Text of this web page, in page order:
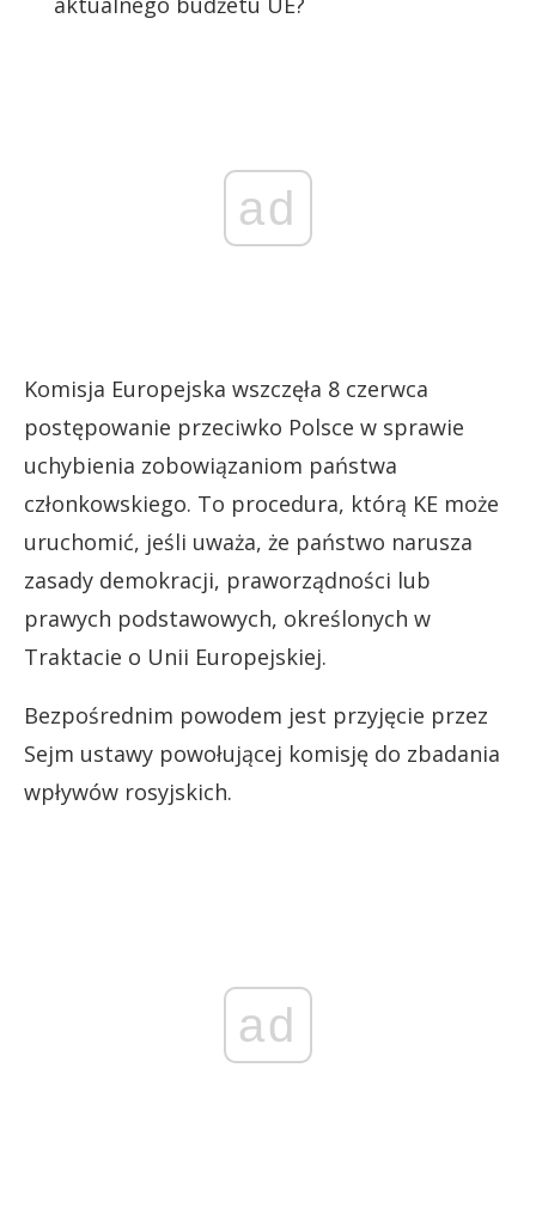
ad
Komisja Europejska wszczęła 8 czerwca
postępowanie przeciwko Polsce w sprawie
uchybienia zobowiązaniom państwa
członkowskiego. To procedura, którą KE może
uruchomić, jeśli uważa, że państwo narusza
zasady demokracji, praworządności lub
prawych podstawowych, określonych w
Traktacie o Unii Europejskiej.
Bezpośrednim powodem jest przyjęcie przez
Sejm ustawy powołującej komisję do zbadania
wpływów rosyjskich.
ad